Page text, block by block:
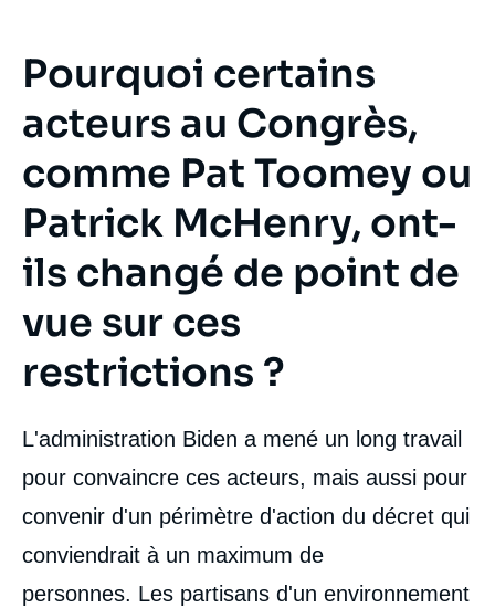
Pourquoi certains
acteurs au Congrès,
comme Pat Toomey ou
Patrick McHenry, ont-
ils changé de point de
vue sur ces
restrictions ?
L'administration Biden a mené un long travail
pour convaincre ces acteurs, mais aussi pour
convenir d'un périmètre d'action du décret qui
conviendrait à un maximum de
personnes. Les partisans d'un environnement